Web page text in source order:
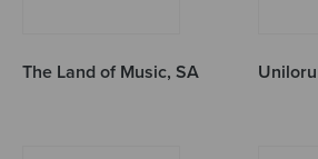
The Land of Music, SA Uniloru